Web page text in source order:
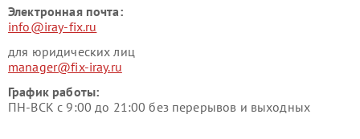
Электронная почта:
info@iray-fix.ru
для юридических лиц
manager@fix-iray.ru
График работы:
ПН-ВСК с 9:00 до 21:00 без перерывов и выходных